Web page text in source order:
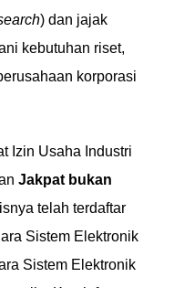
) dan jajak
kebutuhan riset,
korporasi
Izin Usaha Industri
Jakpat bukan
telah terdaftar
Sistem Elektronik
Sistem Elektronik